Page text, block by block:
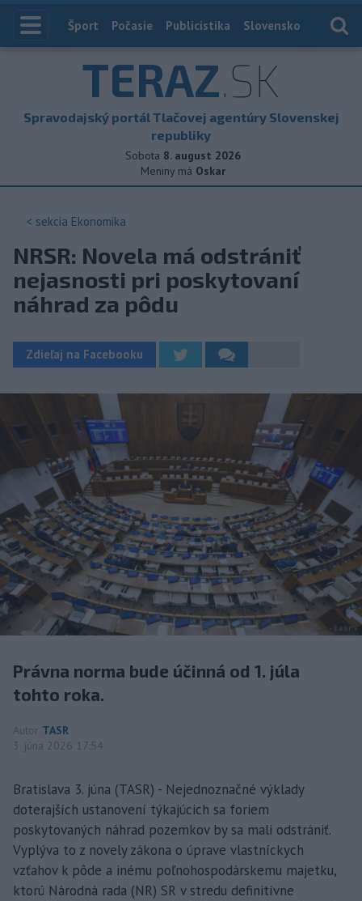
Index
Šport Počasie Publicistika Slovensko
TERAZ.SK
Spravodajský portál Tlačovej agentúry Slovenskej
republiky
Sobota 8. august 2026
Meniny má Oskar
< sekcia Ekonomika
NRSR: Novela má odstrániť
nejasnosti pri poskytovaní
náhrad za pôdu
Zdieľaj na Facebooku
Právna norma bude účinná od 1. júla
tohto roka.
Autor TASR
3. júna 2026 17:54
Bratislava 3. júna (TASR) - Nejednoznačné výklady
doterajších ustanovení týkajúcich sa foriem
poskytovaných náhrad pozemkov by sa mali odstrániť.
Vyplýva to z novely zákona o úprave vlastníckych
vzťahov k pôde a inému poľnohospodárskemu majetku,
ktorú Národná rada (NR) SR v stredu definitívne